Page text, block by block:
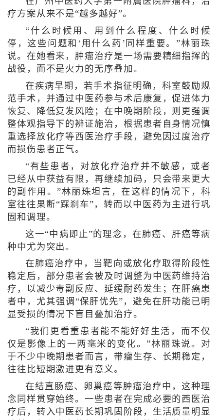
疗方案从来不是“越多越好”。
“什么时候用、用到什么程度、什么时候
停，这些问题和‘用什么药’同样重要。”林丽珠
说。在她看来，肿瘤治疗是一场需要精细指挥的
战役，而不是火力的无序叠加。
在疾病早期，若手术指征明确，科室鼓励规
范手术，并通过中医药参与术后康复，促进体力
恢复、降低复发风险；在中晚期阶段，则更强调
整体观指导下的辨证施治，根据患者自身情况慎
重选择放化疗等西医治疗手段，避免因过度治疗
而损伤患者正气。
“有些患者，对放化疗治疗并不敏感，或者
已经从中获益有限，再继续加码，只会带来更大
的副作用。”林丽珠坦言，在这样的情况下，科
室往往果断“踩刹车”，转而以中医药为主进行巩
固和调理。
这一“中病即止”的理念，在肺癌、肝癌等病
种中尤为突出。
在肺癌治疗中，当靶向或放化疗取得阶段性
稳定后，部分患者会被及时调整为中医药维持治
疗，以减少毒副反应、延缓耐药发生；在肝癌患
者中，尤其强调“保肝优先”，避免在肝功能已明
显受损的情况下盲目叠加治疗。
“我们更看重患者能不能好好生活，而不仅
仅是影像上的一两毫米的变化。”林丽珠说。对
于不少中晚期患者而言，带瘤生存、长期稳定，
往往比短期激进更有意义。
在结直肠癌、卵巢癌等肿瘤治疗中，这种理
念同样贯穿始终。一些患者在完成必要的西医治
疗后，转入中医药长期巩固阶段，生活质量明显